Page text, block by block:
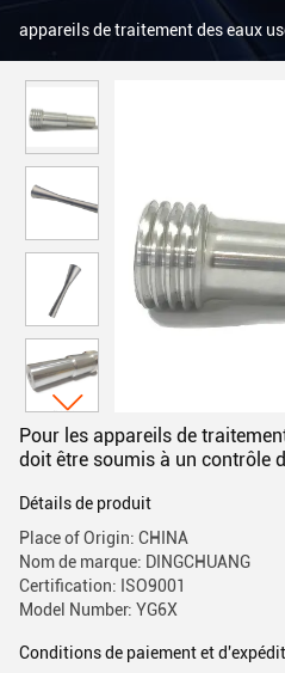
appareils de traitement des eaux
Pour les appareils de
doit être soumis à un contrôle
Détails de produit
Place of Origin: CHINA
Nom de marque: DINGCHUANG
Certification: ISO9001
Model Number: YG6X
Conditions de paiement et